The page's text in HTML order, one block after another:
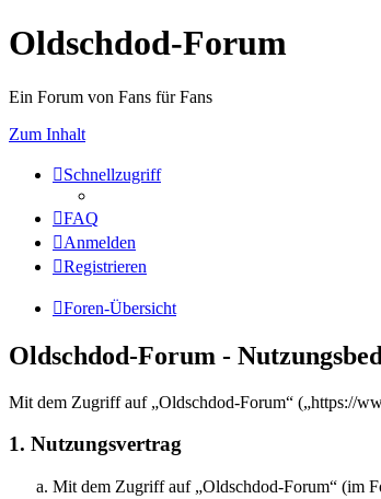
Oldschdod-Forum
Ein Forum von Fans für Fans
Zum Inhalt
Schnellzugriff
FAQ
Anmelden
Registrieren
Foren-Übersicht
Oldschdod-Forum -
Mit dem Zugriff auf „Oldschdod-Forum“ („https://
1. Nutzungsvertrag
Mit dem Zugriff auf „Oldschdod-Forum“ (im